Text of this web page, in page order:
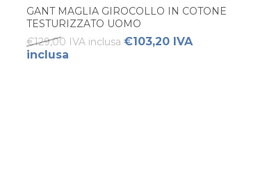
GANT MAGLIA GIROCOLLO IN COTONE
TESTURIZZATO UOMO
€129,00 IVA inclusa €103,20 IVA
inclusa